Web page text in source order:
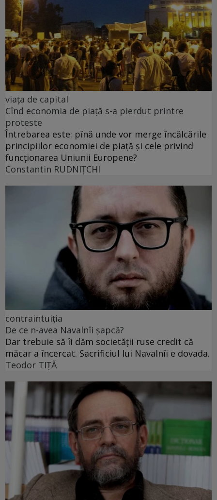
viața de capital
Cînd economia de piață s-a pierdut printre
proteste
Întrebarea este: pînă unde vor merge încălcările
principiilor economiei de piață și cele privind
funcționarea Uniunii Europene?
Constantin RUDNIŢCHI
contraintuiția
De ce n-avea Navalnîi șapcă?
Dar trebuie să îi dăm societății ruse credit că
măcar a încercat. Sacrificiul lui Navalnîi e dovada.
Teodor TIŢĂ